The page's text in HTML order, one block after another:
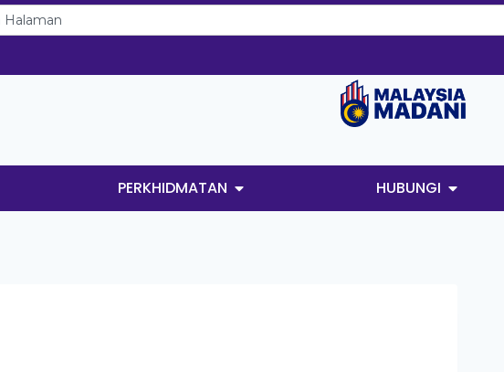
PERKHIDMATAN HUBUNGI